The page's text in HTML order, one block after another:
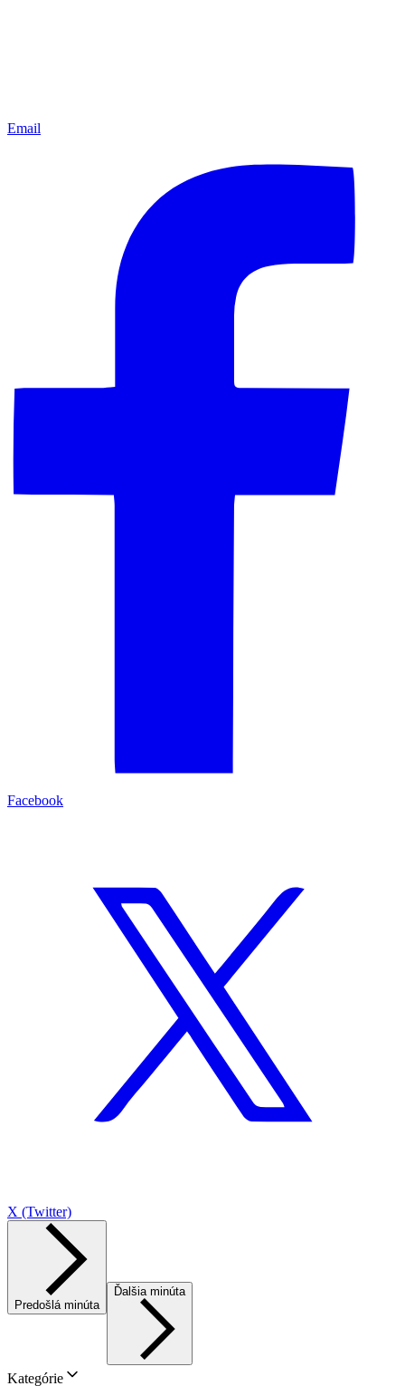
Email
Facebook
X (Twitter)
Predošlá minúta
Ďalšia minúta
Kategórie